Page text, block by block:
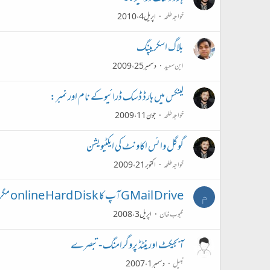
خواجہ طلحہ اپریل 4، 2010
بلاگ اسکریپنگ
ابن سعید دسمبر 25، 2009
لینکس میں ہارڈ ڈسک ڈرائیوکے نام اور نمبر:
خواجہ طلحہ جون 11، 2009
گوگل وائس اکاونٹ کی ایکٹیویشن
خواجہ طلحہ اکتوبر 21، 2009
م GMail Drive آپ کا online Hard Disk مگر MyComputer میں
محبوب خان اپریل 3، 2008
آبجیکٹ اورینٹڈ پروگرامنگ - تبصرے
نبیل دسمبر 1، 2007